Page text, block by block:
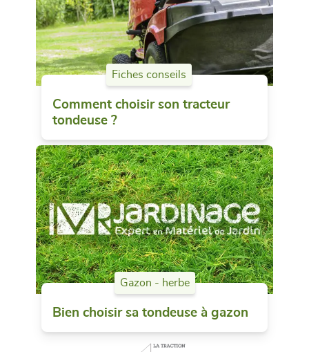
Fiches conseils
Comment choisir son tracteur
tondeuse ?
Gazon - herbe
Bien choisir sa tondeuse à gazon